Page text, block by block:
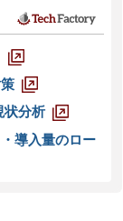
状分析
導入量のロー